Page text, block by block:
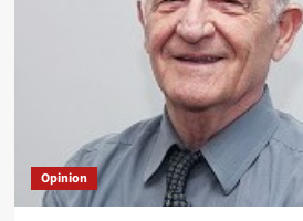
Opinion